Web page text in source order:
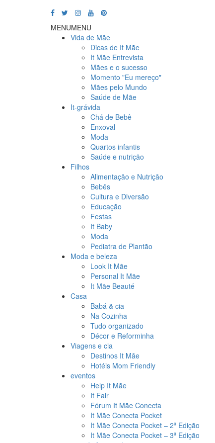
MENUMENU
Vida de Mãe
Dicas de It Mãe
It Mãe Entrevista
Mães e o sucesso
Momento "Eu mereço"
Mães pelo Mundo
Saúde de Mãe
It-grávida
Chá de Bebê
Enxoval
Moda
Quartos infantis
Saúde e nutrição
Filhos
Alimentação e Nutrição
Bebês
Cultura e Diversão
Educação
Festas
It Baby
Moda
Pediatra de Plantão
Moda e beleza
Look It Mãe
Personal It Mãe
It Mãe Beauté
Casa
Babá & cia
Na Cozinha
Tudo organizado
Décor e Reforminha
Viagens e cia
Destinos It Mãe
Hotéis Mom Friendly
eventos
Help It Mãe
It Fair
Fórum It Mãe Conecta
It Mãe Conecta Pocket
It Mãe Conecta Pocket – 2ª Edição
It Mãe Conecta Pocket – 3ª Edição